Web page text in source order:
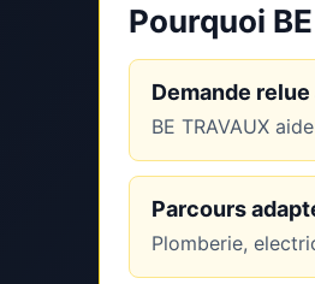
Pourquoi
Demande
BE TRAVAUX
Parcours
Plomberie,